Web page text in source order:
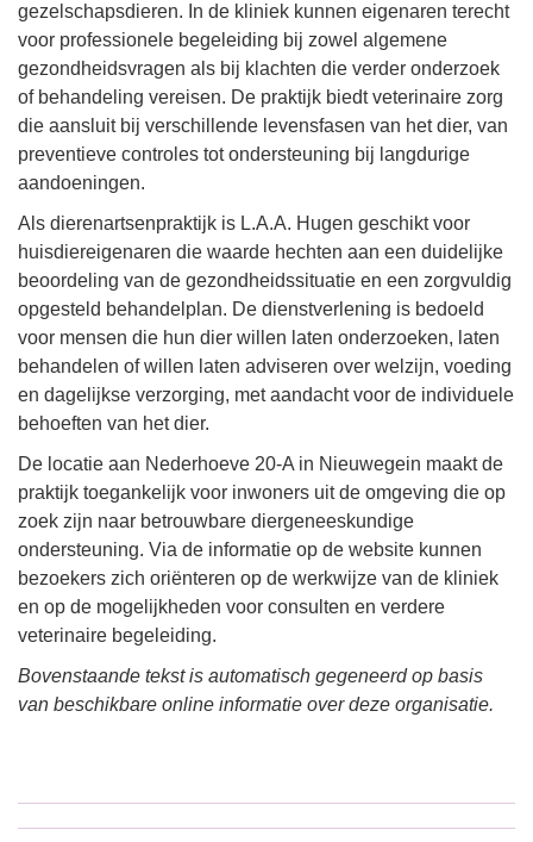
gezelschapsdieren. In de kliniek kunnen eigenaren terecht
voor professionele begeleiding bij zowel algemene
gezondheidsvragen als bij klachten die verder onderzoek
of behandeling vereisen. De praktijk biedt veterinaire zorg
die aansluit bij verschillende levensfasen van het dier, van
preventieve controles tot ondersteuning bij langdurige
aandoeningen.
Als dierenartsenpraktijk is L.A.A. Hugen geschikt voor
huisdiereigenaren die waarde hechten aan een duidelijke
beoordeling van de gezondheidssituatie en een zorgvuldig
opgesteld behandelplan. De dienstverlening is bedoeld
voor mensen die hun dier willen laten onderzoeken, laten
behandelen of willen laten adviseren over welzijn, voeding
en dagelijkse verzorging, met aandacht voor de individuele
behoeften van het dier.
De locatie aan Nederhoeve 20-A in Nieuwegein maakt de
praktijk toegankelijk voor inwoners uit de omgeving die op
zoek zijn naar betrouwbare diergeneeskundige
ondersteuning. Via de informatie op de website kunnen
bezoekers zich oriënteren op de werkwijze van de kliniek
en op de mogelijkheden voor consulten en verdere
veterinaire begeleiding.
Bovenstaande tekst is automatisch gegeneerd op basis
van beschikbare online informatie over deze organisatie.